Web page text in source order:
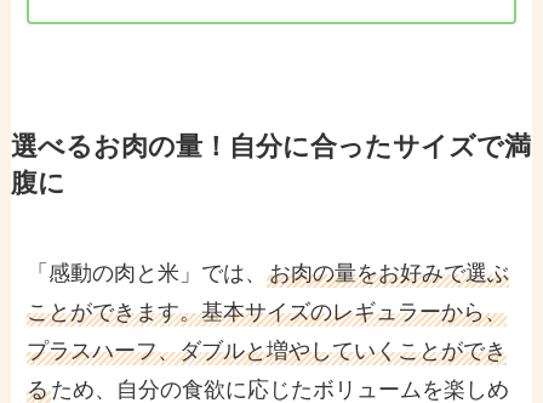
選べるお肉の量！自分に合ったサイズで満
腹に
「感動の肉と米」では、お肉の量をお好みで選ぶ
ことができます。基本サイズのレギュラーから、
プラスハーフ、ダブルと増やしていくことができ
るため、自分の食欲に応じたボリュームを楽しめ